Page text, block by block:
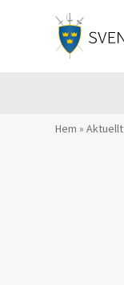
Hem » Aktuellt